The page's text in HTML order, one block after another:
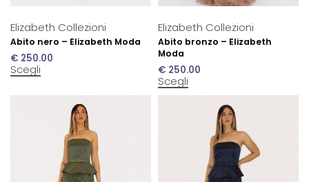
Elizabeth Collezioni
Abito nero – Elizabeth Moda
€ 250.00
Scegli
Elizabeth Collezioni
Abito bronzo – Elizabeth
Moda
€ 250.00
Scegli